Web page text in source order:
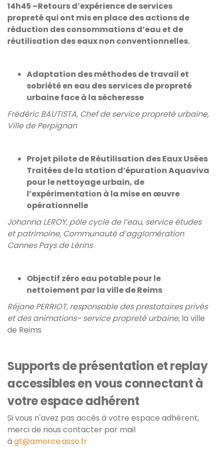
14h45 –Retours d’expérience de services
propreté qui ont mis en place des actions de
réduction des consommations d’eau et de
réutilisation des eaux non conventionnelles.
Adaptation des méthodes de travail et
sobriété en eau des services de propreté
urbaine face à la sécheresse
Frédéric BAUTISTA, Chef de service propreté urbaine,
Ville de Perpignan
Projet pilote de Réutilisation des Eaux Usées
Traitées de la station d’épuration Aquaviva
pour le nettoyage urbain, de
l’expérimentation à la mise en œuvre
opérationnelle
Johanna LEROY, pôle cycle de l’eau, service études
et patrimoine, Communauté d’agglomération
Cannes Pays de Lérins
Objectif zéro eau potable pour le
nettoiement par la ville de Reims
Réjane PERRIOT, responsable des prestataires privés
et des animations- service propreté urbaine, la ville
de Reims
Supports de présentation et replay
accessibles en vous connectant à
votre espace adhérent
Si vous n'avez pas accès à votre espace adhérent,
merci de nous contacter par mail
à gt@amorce.asso.fr